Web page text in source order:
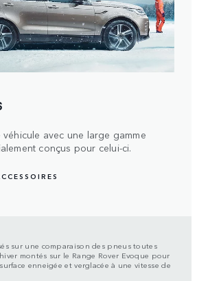
avec une large gamme
conçus pour celui-ci.
sur une comparaison des pneus toutes
montés sur le Range Rover Evoque pour
enneigée et verglacée à une vitesse de